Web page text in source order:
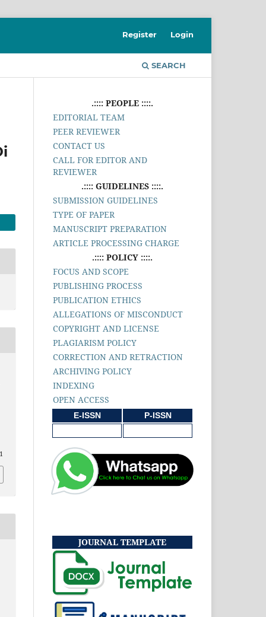
SEARCH
Register Login
.:::: PEOPLE ::::.
EDITORIAL TEAM
PEER REVIEWER
CONTACT US
CALL FOR EDITOR AND
REVIEWER
.:::: GUIDELINES ::::.
SUBMISSION GUIDELINES
TYPE OF PAPER
MANUSCRIPT PREPARATION
ARTICLE PROCESSING CHARGE
.:::: POLICY ::::.
FOCUS AND SCOPE
PUBLISHING PROCESS
PUBLICATION ETHICS
ALLEGATIONS OF MISCONDUCT
COPYRIGHT AND LICENSE
PLAGIARISM POLICY
CORRECTION AND RETRACTION
ARCHIVING POLICY
INDEXING
OPEN ACCESS
E-ISSN P-ISSN
JOURNAL TEMPLATE